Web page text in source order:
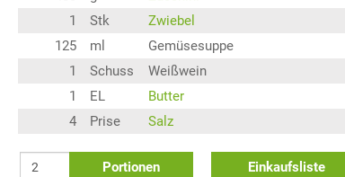
1
Stk
Zwiebel
125
ml
Gemüsesuppe
1
Schuss
Weißwein
1
EL
Butter
4
Prise Salz
Portionen Einkaufsliste